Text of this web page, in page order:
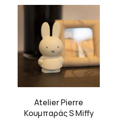
Atelier Pierre
Κουμπαράς S Miffy